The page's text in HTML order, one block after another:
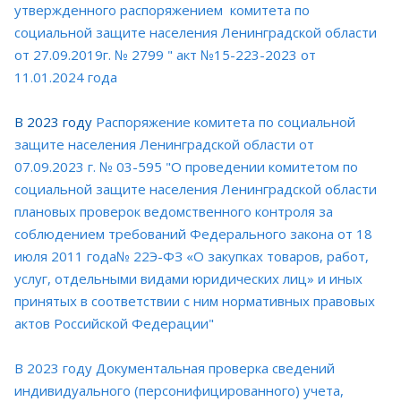
утвержденного распоряжением комитета по
социальной защите населения Ленинградской области
от 27.09.2019г. № 2799 " акт №15-223-2023 от
11.01.2024 года
В 2023 году Распоряжение комитета по социальной
защите населения Ленинградской области от
07.09.2023 г. № 03-595 "О проведении комитетом по
социальной защите населения Ленинградской области
плановых проверок ведомственного контроля за
соблюдением требований Федерального закона от 18
июля 2011 года№ 22Э-ФЗ «О закупках товаров, работ,
услуг, отдельными видами юридических лиц» и иных
принятых в соответствии с ним нормативных правовых
актов Российской Федерации"
В 2023 году Документальная проверка сведений
индивидуального (персонифицированного) учета,